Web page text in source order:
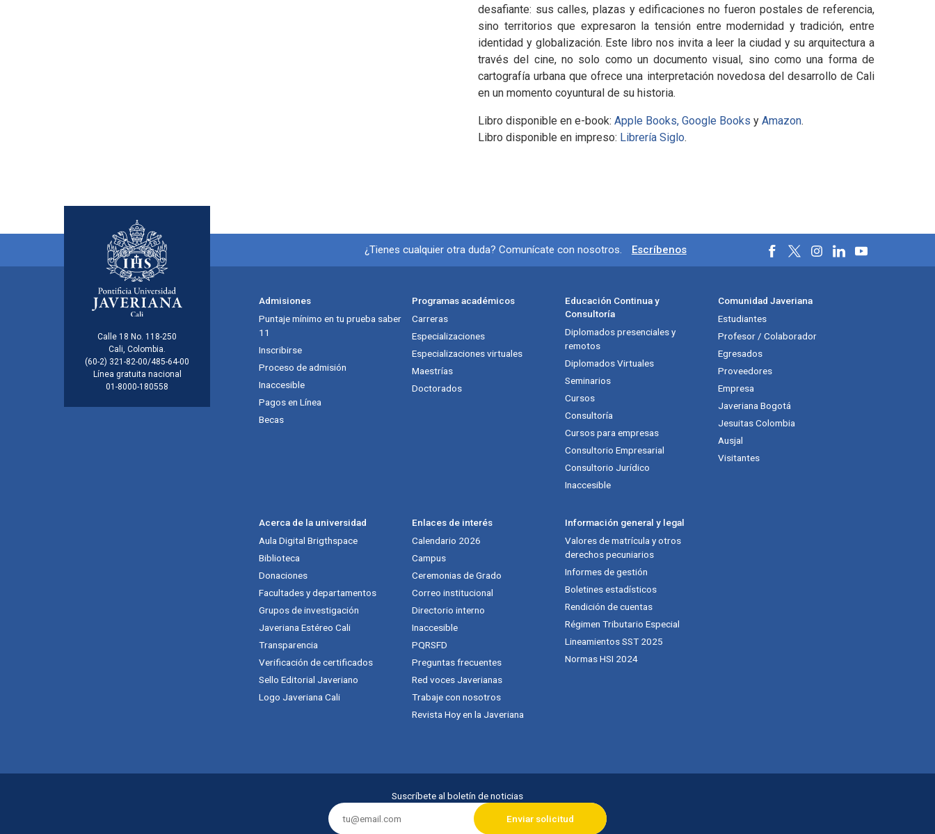
desafiante: sus calles, plazas y edificaciones no fueron postales de referencia,
sino territorios que expresaron la tensión entre modernidad y tradición, entre
identidad y globalización. Este libro nos invita a leer la ciudad y su arquitectura a
través del cine, no solo como un documento visual, sino como una forma de
cartografía urbana que ofrece una interpretación novedosa del desarrollo de Cali
en un momento coyuntural de su historia.
Libro disponible en e-book: Apple Books, Google Books y Amazon.
Libro disponible en impreso: Librería Siglo.
Información de la institución
Calle 18 No. 118-250
Cali, Colombia.
(60-2) 321-82-00/485-64-00
Línea gratuita nacional
01-8000-180558
Información y redes sociales
¿Tienes cualquier otra duda? Comunícate con nosotros. Escríbenos
Menú principal del footer
Admisiones
Puntaje mínimo en tu prueba saber
11
Inscribirse
Proceso de admisión
Inaccesible
Pagos en Línea
Becas
Programas académicos
Carreras
Especializaciones
Especializaciones virtuales
Maestrías
Doctorados
Educación Continua y
Consultoría
Diplomados presenciales y
remotos
Diplomados Virtuales
Seminarios
Cursos
Consultoría
Cursos para empresas
Consultorio Empresarial
Consultorio Jurídico
Inaccesible
Comunidad Javeriana
Estudiantes
Profesor / Colaborador
Egresados
Proveedores
Empresa
Javeriana Bogotá
Jesuitas Colombia
Ausjal
Visitantes
Acerca de la universidad
Aula Digital Brigthspace
Biblioteca
Donaciones
Facultades y departamentos
Grupos de investigación
Javeriana Estéreo Cali
Transparencia
Verificación de certificados
Sello Editorial Javeriano
Logo Javeriana Cali
Enlaces de interés
Calendario 2026
Campus
Ceremonias de Grado
Correo institucional
Directorio interno
Inaccesible
PQRSFD
Preguntas frecuentes
Red voces Javerianas
Trabaje con nosotros
Revista Hoy en la Javeriana
Información general y legal
Valores de matrícula y otros
derechos pecuniarios
Informes de gestión
Boletines estadísticos
Rendición de cuentas
Régimen Tributario Especial
Lineamientos SST 2025
Normas HSI 2024
Suscríbete al boletín de noticias